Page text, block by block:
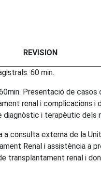
REVISION
60 min.
Presentació de casos
renal i complicacions i
diagnòstic i terapèutic dels
a consulta externa de la
Renal i assistència a
transplantament renal i